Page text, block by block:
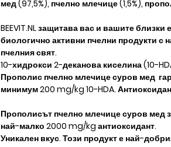
мед (97,5%), пчелно млечице (1,5%),
BEEVIT.NL защитава вас и вашите близки
биологично активни пчелни продукти с
пчелния свят.
10-хидрокси 2-деканова киселина (10-
Прополис пчелно млечице суров мед
минимум 200 mg/kg 10-HDA.
Прополисът пчелно млечице суров мед
най-малко 2000 mg/kg антиоксидант.
Уникален вкус. Този продукт е най-